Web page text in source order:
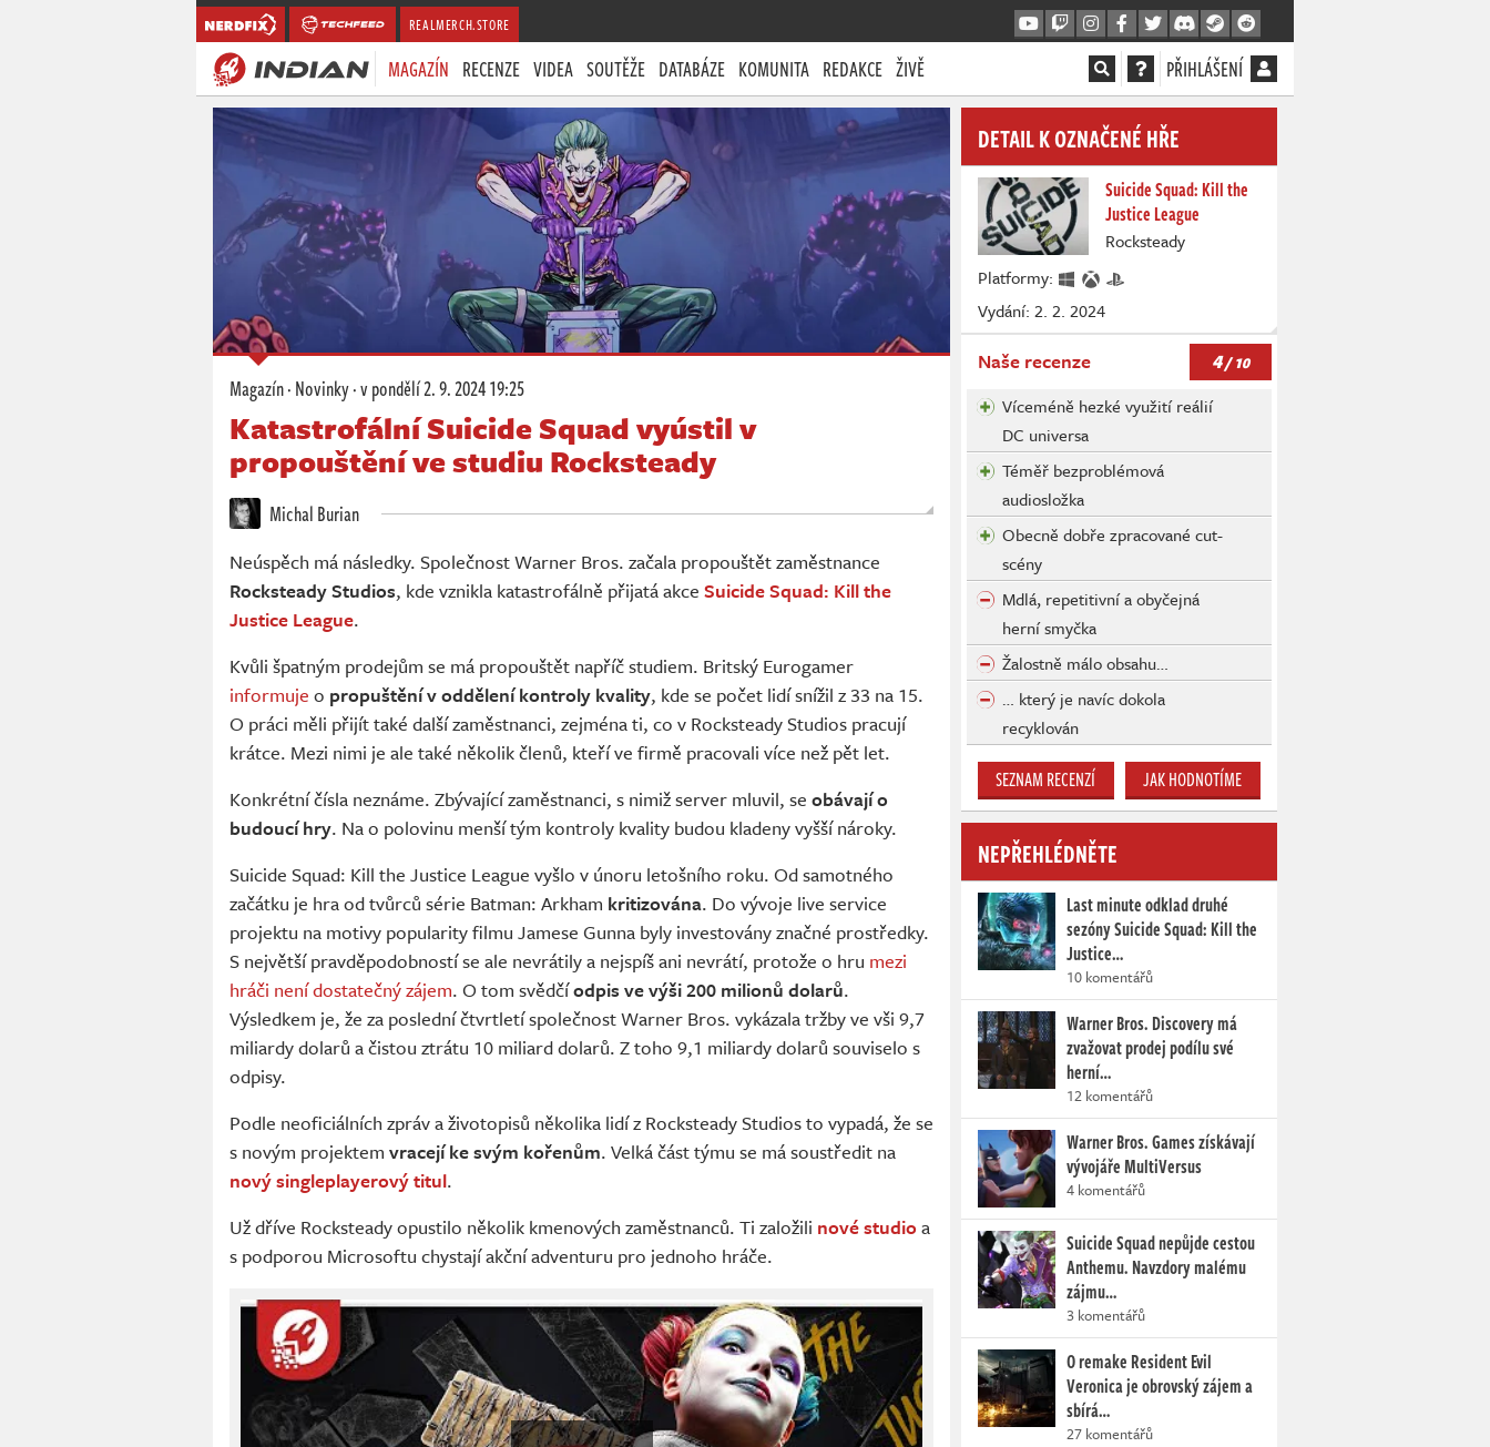
REALMERCH.STORE
MAGAZÍN RECENZE VIDEA SOUTĚŽE DATABÁZE KOMUNITA REDAKCE ŽIVĚ PŘIHLÁŠENÍ
Magazín·Novinky·v pondělí2. 9. 2024 19:25
Katastrofální Suicide Squad vyústil v
propouštění ve studiu Rocksteady
Michal Burian
Neúspěch má následky. Společnost Warner Bros. začala propouštět zaměstnance
Rocksteady Studios, kde vznikla katastrofálně přijatá akce Suicide Squad: Kill the
Justice League.
Kvůli špatným prodejům se má propouštět napříč studiem. Britský Eurogamer
informuje o propuštění v oddělení kontroly kvality, kde se počet lidí snížil z 33 na 15.
O práci měli přijít také další zaměstnanci, zejména ti, co v Rocksteady Studios pracují
krátce. Mezi nimi je ale také několik členů, kteří ve firmě pracovali více než pět let.
Konkrétní čísla neznáme. Zbývající zaměstnanci, s nimiž server mluvil, se obávají o
budoucí hry. Na o polovinu menší tým kontroly kvality budou kladeny vyšší nároky.
Suicide Squad: Kill the Justice League vyšlo v únoru letošního roku. Od samotného
začátku je hra od tvůrců série Batman: Arkham kritizována. Do vývoje live service
projektu na motivy popularity filmu Jamese Gunna byly investovány značné prostředky.
S největší pravděpodobností se ale nevrátily a nejspíš ani nevrátí, protože o hru mezi
hráči není dostatečný zájem. O tom svědčíodpis ve výši 200 milionů dolarů.
Výsledkem je, že za poslední čtvrtletí společnost Warner Bros. vykázala tržby ve vši 9,7
miliardy dolarů a čistou ztrátu 10 miliard dolarů. Z toho 9,1 miliardy dolarů souviselo s
odpisy.
Podle neoficiálních zpráv a životopisů několika lidí z Rocksteady Studios to vypadá, že se
s novým projektem vracejí ke svým kořenům. Velká část týmu se má soustředit na
nový singleplayerový titul.
Už dříve Rocksteady opustilo několik kmenových zaměstnanců. Ti založili nové studio a
s podporou Microsoftu chystají akční adventuru pro jednoho hráče.
DETAIL K OZNAČENÉ HŘE
Suicide Squad: Kill the
Justice League
Rocksteady
Platformy:
Vydání: 2. 2. 2024
Naše recenze 4/ 10
Víceméně hezké využití reálií
DC universa
Téměř bezproblémová
audiosložka
Obecně dobře zpracované cut-
scény
Mdlá, repetitivní a obyčejná
herní smyčka
Žalostně málo obsahu…
… který je navíc dokola
recyklován
SEZNAM RECENZÍ JAK HODNOTÍME
NEPŘEHLÉDNĚTE
Last minute odklad druhé
sezóny Suicide Squad: Kill the
Justice…
10 komentářů
Warner Bros. Discovery má
zvažovat prodej podílu své
herní…
12 komentářů
Warner Bros. Games získávají
vývojáře MultiVersus
4 komentářů
Suicide Squad nepůjde cestou
Anthemu. Navzdory malému
zájmu…
3 komentářů
O remake Resident Evil
Veronica je obrovský zájem a
sbírá…
27 komentářů